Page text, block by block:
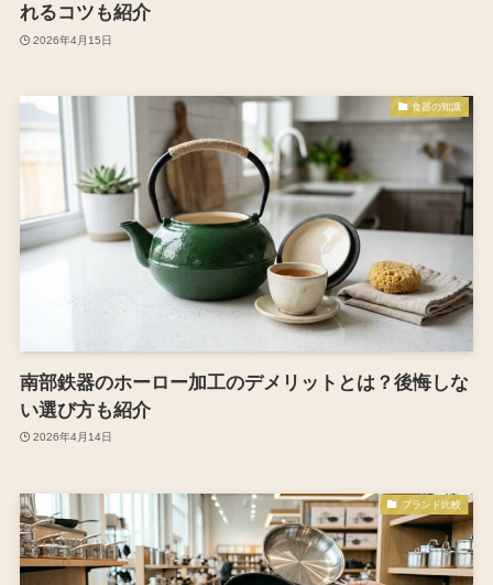
れるコツも紹介
2026年4月15日
食器の知識
南部鉄器のホーロー加工のデメリットとは？後悔しな
い選び方も紹介
2026年4月14日
ブランド比較